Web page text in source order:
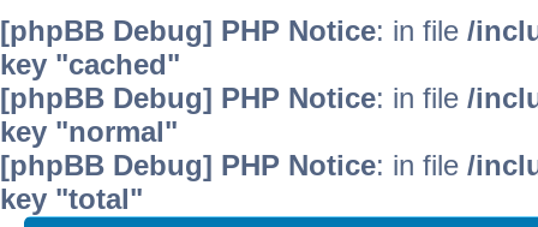
[phpBB Debug] PHP Notice: in file /
key "cached"
[phpBB Debug] PHP Notice: in file /
key "normal"
[phpBB Debug] PHP Notice: in file /
key "total"